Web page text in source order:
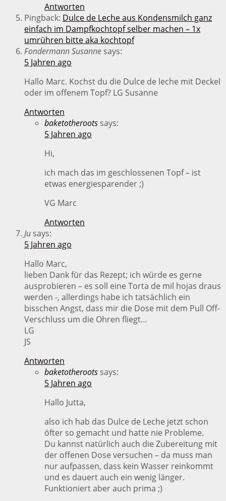
Antworten
Pingback: Dulce de Leche aus Kondensmilch ganz
einfach im Dampfkochtopf selber machen – 1x
umrühren bitte aka kochtopf
Fondermann Susanne says:
5 Jahren ago
Hallo Marc. Kochst du die Dulce de leche mit Deckel
oder im offenem Topf? LG Susanne
Antworten
baketotheroots says:
5 Jahren ago
Hi,
ich mach das im geschlossenen Topf – ist
etwas energiesparender ;)
VG Marc
Antworten
Ju says:
5 Jahren ago
Hallo Marc,
lieben Dank für das Rezept; ich würde es gerne
ausprobieren – es soll eine Torta de mil hojas draus
werden -, allerdings habe ich tatsächlich ein
bisschen Angst, dass mir die Dose mit dem Pull Off-
Verschluss um die Ohren fliegt…
LG
JS
Antworten
baketotheroots says:
5 Jahren ago
Hallo Jutta,
also ich hab das Dulce de Leche jetzt schon
öfter so gemacht und hatte nie Probleme.
Du kannst natürlich auch die Zubereitung mit
der offenen Dose versuchen – da muss man
nur aufpassen, dass kein Wasser reinkommt
und es dauert auch ein wenig länger.
Funktioniert aber auch prima ;)